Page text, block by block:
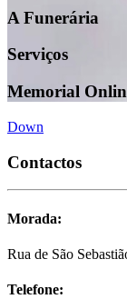
A Funerária
Serviços
Memorial
Down
Contactos
Morada:
Rua de São
Telefone: